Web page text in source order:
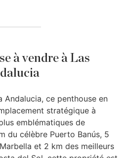
à vendre à Las
ce penthouse en
stratégique à
emblématiques de
du célèbre Puerto Banús, 5
et 2 km des meilleurs